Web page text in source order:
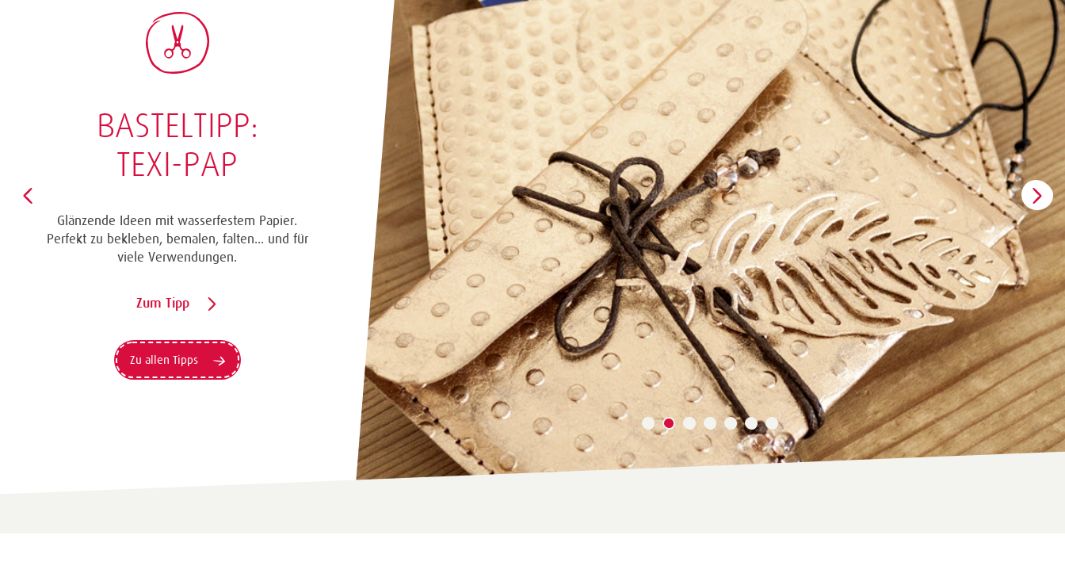
BASTELTIPP:
GLÜCKWUNSCHKARTE
"KINDERWAGEN"
Eine Überraschung der besonderten Art und
unübertroffen in der Wirkung. Probieren Sie es
Zu allen Tipps